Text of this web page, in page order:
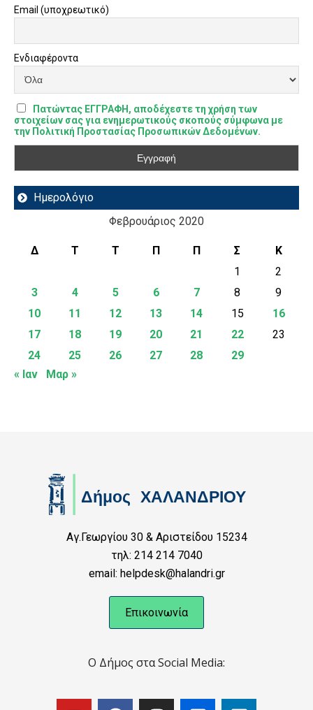
Email (υποχρεωτικό)
Ενδιαφέροντα
Πατώντας ΕΓΓΡΑΦΗ, αποδέχεστε τη χρήση των
στοιχείων σας για ενημερωτικούς σκοπούς σύμφωνα με
την Πολιτική Προστασίας Προσωπικών Δεδομένων.
Ημερολόγιο
Φεβρουάριος 2020
Δ Τ Τ Π Π Σ
Κ
1
2
3
4 5 6 7 8
9
10
11 12 13 14 15
16
17
18 19 20 21 22
23
24
25 26 27 28
29
« Ιαν
Μαρ »
Αγ.Γεωργίου 30 & Αριστείδου 15234
τηλ: 214 214 7040
email: helpdesk@halandri.gr
Επικοινωνία
Ο Δήμος στα Social Media: